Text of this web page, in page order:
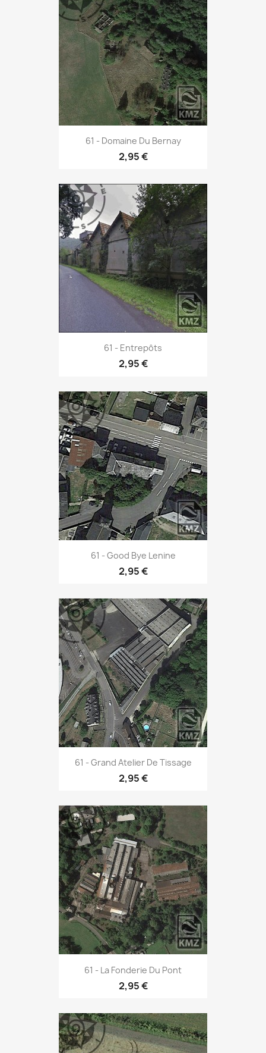
61 - Domaine Du Bernay
2,95 €
61 - Entrepôts
2,95 €
61 - Good Bye Lenine
2,95 €
61 - Grand Atelier De Tissage
2,95 €
61 - La Fonderie Du Pont
2,95 €